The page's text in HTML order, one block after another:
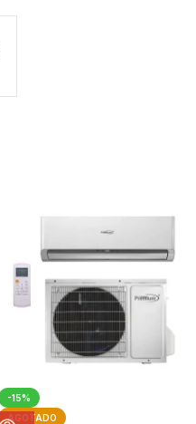
-15%
AGOTADO